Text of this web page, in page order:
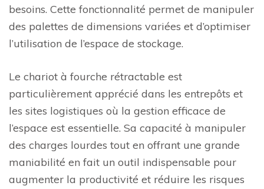
besoins. Cette fonctionnalité permet de manipuler
des palettes de dimensions variées et d’optimiser
l’utilisation de l’espace de stockage.
Le chariot à fourche rétractable est
particulièrement apprécié dans les entrepôts et
les sites logistiques où la gestion efficace de
l’espace est essentielle. Sa capacité à manipuler
des charges lourdes tout en offrant une grande
maniabilité en fait un outil indispensable pour
augmenter la productivité et réduire les risques